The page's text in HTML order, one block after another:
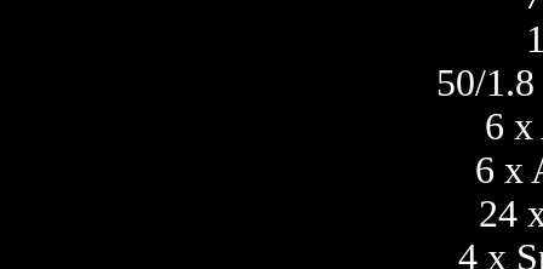
50/
6
6 x
24
4 x